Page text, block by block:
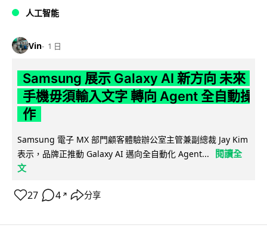
人工智能
Vin 1 日
Samsung 展示 Galaxy AI 新方向 未來
手機毋須輸入文字 轉向 Agent 全自動操
作
Samsung 電子 MX 部門顧客體驗辦公室主管兼副總裁 Jay Kim
表示，品牌正推動 Galaxy AI 邁向全自動化 Agent...
閱讀全
文
27 4 ↗ 分享